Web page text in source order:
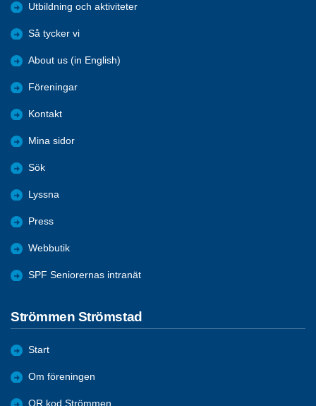
Utbildning och aktiviteter
Så tycker vi
About us (in English)
Föreningar
Kontakt
Mina sidor
Sök
Lyssna
Press
Webbutik
SPF Seniorernas intranät
Strömmen Strömstad
Start
Om föreningen
QR kod Strömmen